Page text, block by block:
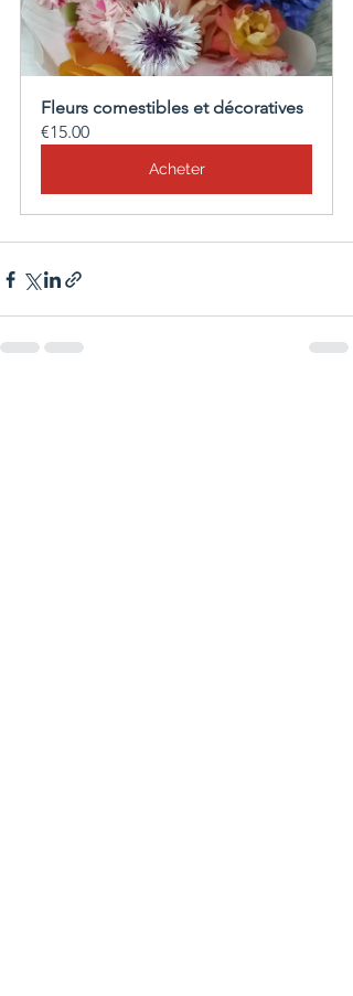
Fleurs comestibles et décoratives
€15.00
Acheter